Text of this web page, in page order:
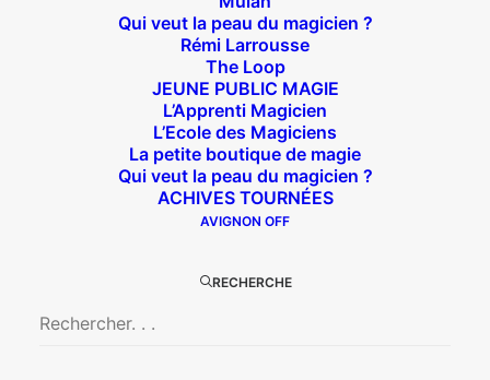
Qui veut la peau du magicien ?
Rémi Larrousse
The Loop
JEUNE PUBLIC MAGIE
L’Apprenti Magicien
L’Ecole des Magiciens
La petite boutique de magie
Qui veut la peau du magicien ?
ACHIVES TOURNÉES
AVIGNON OFF
RECHERCHE
Big Mother
La Zone Indigo
Le goût de la framboise
Fin, fin et fin
The Loop